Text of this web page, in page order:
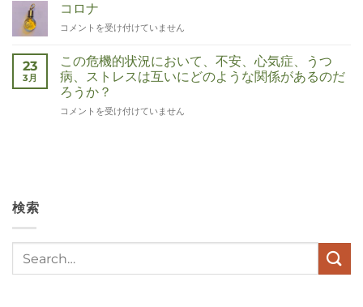
コロナ
Corona
コメントを受け付けていません
23
3月
この危機的状況において、不安、心気症、うつ
病、ストレスは互いにどのような関係があるのだ
ろうか？
Wat
in
deze
コメントを受け付けていません
検索